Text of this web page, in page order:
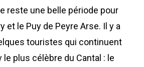
reste une belle période pour
et le Puy de Peyre Arse. Il y a
touristes qui continuent
le plus célèbre du Cantal : le